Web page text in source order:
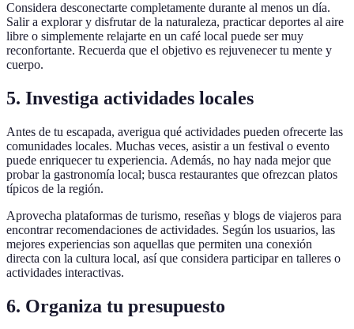
Considera desconectarte completamente durante al menos un día.
Salir a explorar y disfrutar de la naturaleza, practicar deportes al aire
libre o simplemente relajarte en un café local puede ser muy
reconfortante. Recuerda que el objetivo es rejuvenecer tu mente y
cuerpo.
5. Investiga actividades locales
Antes de tu escapada, averigua qué actividades pueden ofrecerte las
comunidades locales. Muchas veces, asistir a un festival o evento
puede enriquecer tu experiencia. Además, no hay nada mejor que
probar la gastronomía local; busca restaurantes que ofrezcan platos
típicos de la región.
Aprovecha plataformas de turismo, reseñas y blogs de viajeros para
encontrar recomendaciones de actividades. Según los usuarios, las
mejores experiencias son aquellas que permiten una conexión
directa con la cultura local, así que considera participar en talleres o
actividades interactivas.
6. Organiza tu presupuesto